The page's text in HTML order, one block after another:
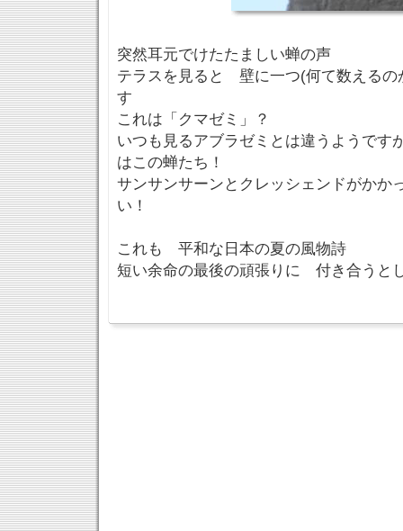
突然耳元でけたたましい蝉の声
テラスを見ると 壁に一つ(何て数えるの
す
これは「クマゼミ」？
いつも見るアブラゼミとは違うようで
はこの蝉たち！
サンサンサーンとクレッシェンドがかか
い！
これも 平和な日本の夏の風物詩
短い余命の最後の頑張りに 付き合うと